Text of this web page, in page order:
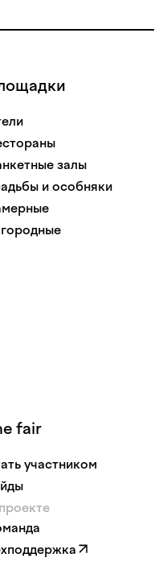
залы
и особняки
fair
участником